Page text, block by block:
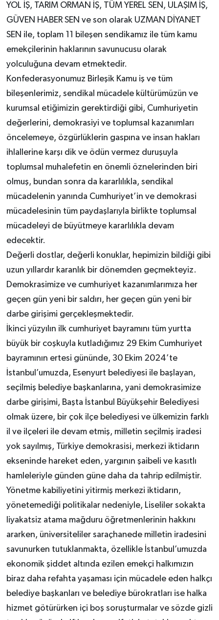
YOL İŞ, TARIM ORMAN İŞ, TÜM YEREL SEN, ULAŞIM İŞ,
GÜVEN HABER SEN ve son olarak UZMAN DİYANET
SEN ile, toplam 11 bileşen sendikamız ile tüm kamu
emekçilerinin haklarının savunucusu olarak
yolculuğuna devam etmektedir.
Konfederasyonumuz Birleşik Kamu iş ve tüm
bileşenlerimiz, sendikal mücadele kültürümüzün ve
kurumsal etiğimizin gerektirdiği gibi, Cumhuriyetin
değerlerini, demokrasiyi ve toplumsal kazanımları
öncelemeye, özgürlüklerin gaspına ve insan hakları
ihlallerine karşı dik ve ödün vermez duruşuyla
toplumsal muhalefetin en önemli öznelerinden biri
olmuş, bundan sonra da kararlılıkla, sendikal
mücadelenin yanında Cumhuriyet’in ve demokrasi
mücadelesinin tüm paydaşlarıyla birlikte toplumsal
mücadeleyi de büyütmeye kararlılıkla devam
edecektir.
Değerli dostlar, değerli konuklar, hepimizin bildiği gibi
uzun yıllardır karanlık bir dönemden geçmekteyiz.
Demokrasimize ve cumhuriyet kazanımlarımıza her
geçen gün yeni bir saldırı, her geçen gün yeni bir
darbe girişimi gerçekleşmektedir.
İkinci yüzyılın ilk cumhuriyet bayramını tüm yurtta
büyük bir coşkuyla kutladığımız 29 Ekim Cumhuriyet
bayramının ertesi gününde, 30 Ekim 2024’te
İstanbul’umuzda, Esenyurt belediyesi ile başlayan,
seçilmiş belediye başkanlarına, yani demokrasimize
darbe girişimi, Başta İstanbul Büyükşehir Belediyesi
olmak üzere, bir çok ilçe belediyesi ve ülkemizin farklı
il ve ilçeleri ile devam etmiş, milletin seçilmiş iradesi
yok sayılmış, Türkiye demokrasisi, merkezi iktidarın
ekseninde hareket eden, yargının şaibeli ve kasıtlı
hamleleriyle günden güne daha da tahrip edilmiştir.
Yönetme kabiliyetini yitirmiş merkezi iktidarın,
yönetemediği politikalar nedeniyle, Liseliler sokakta
liyakatsiz atama mağduru öğretmenlerinin hakkını
ararken, üniversiteliler saraçhanede milletin iradesini
savunurken tutuklanmakta, özellikle İstanbul’umuzda
ekonomik şiddet altında ezilen emekçi halkımızın
biraz daha refahta yaşaması için mücadele eden halkçı
belediye başkanları ve belediye bürokratları ise halka
hizmet götürürken içi boş soruşturmalar ve sözde gizli